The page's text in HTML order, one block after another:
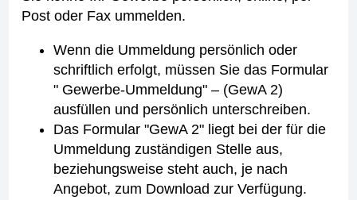
Post oder Fax ummelden.
Wenn die Ummeldung persönlich oder
schriftlich erfolgt, müssen Sie das Formular
" Gewerbe-Ummeldung" – (GewA 2)
ausfüllen und persönlich unterschreiben.
Das Formular "GewA 2" liegt bei der für die
Ummeldung zuständigen Stelle aus,
beziehungsweise steht auch, je nach
Angebot, zum Download zur Verfügung.